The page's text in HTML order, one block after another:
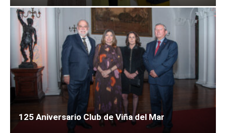
125 Aniversario Club de Viña del Mar